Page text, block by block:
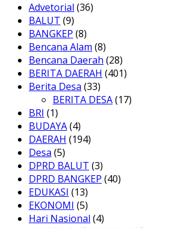
Advetorial (36)
BALUT (9)
BANGKEP (8)
Bencana Alam (8)
Bencana Daerah (28)
BERITA DAERAH (401)
Berita Desa (33)
BERITA DESA(17)
BRI (1)
BUDAYA(4)
DAERAH (194)
Desa (5)
DPRD BALUT (3)
DPRD BANGKEP (40)
EDUKASI (13)
EKONOMI (5)
Hari Nasional (4)